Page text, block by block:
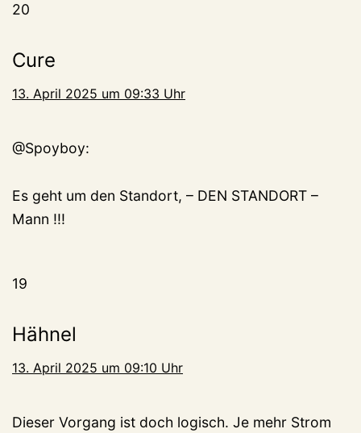
20
Cure
13. April 2025 um 09:33 Uhr
@Spoyboy:
Es geht um den Standort, – DEN STANDORT –
Mann !!!
19
Hähnel
13. April 2025 um 09:10 Uhr
Dieser Vorgang ist doch logisch. Je mehr Strom